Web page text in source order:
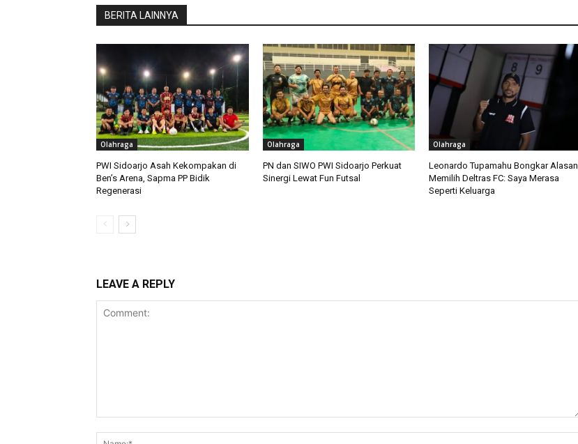
BERITA LAINNYA
Olahraga
PWI Sidoarjo Asah Kekompakan di
Ben’s Arena, Sapma PP Bidik
Regenerasi
Olahraga
PN dan SIWO PWI Sidoarjo Perkuat
Sinergi Lewat Fun Futsal
Olahraga
Leonardo Tupamahu Bongkar Alasan
Memilih Deltras FC: Saya Merasa
Seperti Keluarga
LEAVE A REPLY